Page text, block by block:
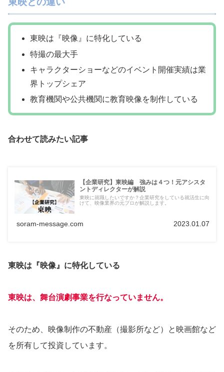
東映は『映像』に特化している
特撮の最大手
キャラクターショーなどのイベント開催実績は業
界トップシェア
教育機関や公共機関に教育映像を制作している
合わせて読みたい記事
【企業研究】東映編 強みは４つ！元アシスタ
ントディレクターが解説
東映に就職したいですか？企業研究をしている就活生に向
けて、映像業界の元プロが解説します。
soram-message.com 2023.01.07
東映は『映像』に特化している
東映は、舞台演劇事業を行なっていません。
そのため、映像制作の不動産（撮影所など）と映画館など
を所有して投資しています。